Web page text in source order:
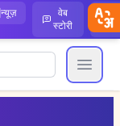
न्यूज़
वेब
स्टोरी
Open